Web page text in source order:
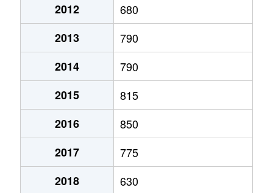
深堀町
1,400万円
深堀町
480万円
船見町
2,000万円
弁天町
780万円
1,200万円
750万円
430万円
2012
680
2013
790
2014
790
2015
815
2016
850
2017
775
2018
630